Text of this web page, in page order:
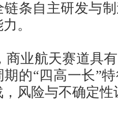
链条自主研发与
。
商业航天赛道具
期的“四高一长”
风险与不确定